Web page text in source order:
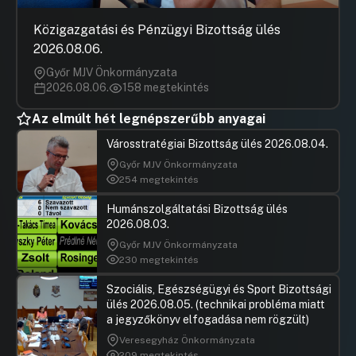
Hozzászólások Ugrás a napirendi pontra
Láng
kapcsolatos egyes kérdésekről 2.
Hozzászólások
Javaslat a Schöpf-Merei Ágost Kórház és
Anyavédelmi Központ Kht."va" beszámolójával
UGRÁS A NAPIREND ELEJÉRE
Javaslat a 2020-2022. évi FED-Kupa döntő
megrendezésére irányuló támogatói
nyilatkozat utólagos jóváhagyására
UGRÁS A NAPIREND ELEJÉRE
Javaslat a FÕKÉTÜSZ Kft. 2018. évi
beszámolójának elfogadására
UGRÁS A NAPIREND ELEJÉRE
Javaslat Budapest Főváros víziközmű
rendszereinek 2020-2034. évekre vonatkozó
gördülő fejlesztési tervek elfogadására
Közigazgatási és Pénzügyi Bizottság ülés
2026.08.06.
Győr MJV Önkormányzata
2026.08.06.
158 megtekintés
Az elmúlt hét legnépszerűbb anyagai
Városstratégiai Bizottság ülés 2026.08.04.
Győr MJV Önkormányzata
254 megtekintés
Humánszolgáltatási Bizottság ülés
2026.08.03.
Győr MJV Önkormányzata
230 megtekintés
Szociális, Egészségügyi és Sport Bizottsági
ülés 2026.08.05. (technikai probléma miatt
a jegyzőkönyv elfogadása nem rögzült)
Veresegyház Önkormányzata